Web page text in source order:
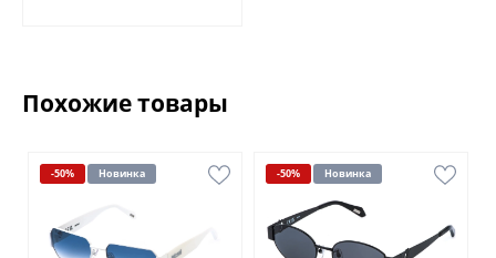
Похожие товары
-50% Новинка -50% Новинка